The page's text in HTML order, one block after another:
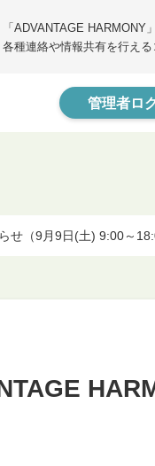
「ADVANTAGE
各種連絡や情報共有を行え
管理者ロ
せ（9月9日(土) 9:00～